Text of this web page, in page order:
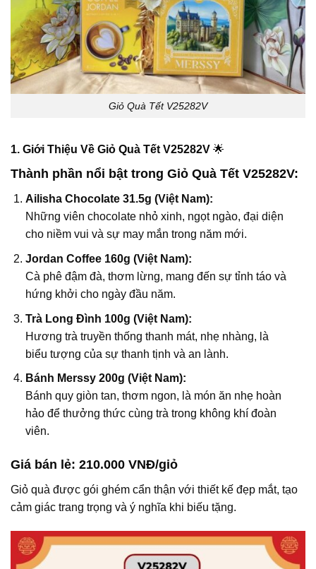
Giỏ Quà Tết V25282V
1. Giới Thiệu Về Giỏ Quà Tết V25282V 🌟
Thành phần nổi bật trong Giỏ Quà Tết V25282V:
Ailisha Chocolate 31.5g (Việt Nam):
Những viên chocolate nhỏ xinh, ngọt ngào, đại diện
cho niềm vui và sự may mắn trong năm mới.
Jordan Coffee 160g (Việt Nam):
Cà phê đậm đà, thơm lừng, mang đến sự tỉnh táo và
hứng khởi cho ngày đầu năm.
Trà Long Đình 100g (Việt Nam):
Hương trà truyền thống thanh mát, nhẹ nhàng, là
biểu tượng của sự thanh tịnh và an lành.
Bánh Merssy 200g (Việt Nam):
Bánh quy giòn tan, thơm ngon, là món ăn nhẹ hoàn
hảo để thưởng thức cùng trà trong không khí đoàn
viên.
Giá bán lẻ: 210.000 VNĐ/giỏ
Giỏ quà được gói ghém cẩn thận với thiết kế đẹp mắt, tạo
cảm giác trang trọng và ý nghĩa khi biếu tặng.